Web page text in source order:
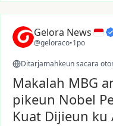
Gelora News
@geloraco•1po
Ditarjamahkeun sacara
Makalah MBG
pikeun Nobel
Kuat Dijieun ku